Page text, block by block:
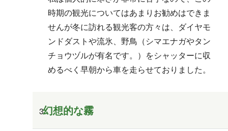
時期の観光についてはあまりお勧めはできま
せんが冬に訪れる観光客の方々は、ダイヤモ
ンドダストや流氷、野鳥（シマエナガやタン
チョウヅルが有名です。）をシャッターに収
めるべく早朝から車を走らせておりました。
幻想的な霧